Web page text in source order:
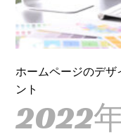
ホームページのデ
ント
2022